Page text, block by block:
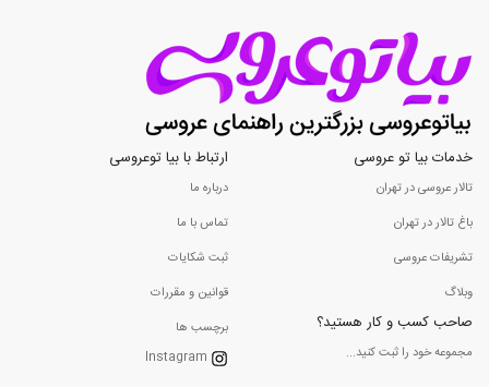
خدمات بیا تو عروسی
تالار عروسی در تهران
باغ تالار در تهران
تشریفات عروسی
وبلاگ
صاحب کسب و کار هستید؟
مجموعه خود را ثبت کنید...
ارتباط با بیا توعروسی
درباره ما
تماس با ما
ثبت شکایات
قوانین و مقررات
برچسب ها
Instagram